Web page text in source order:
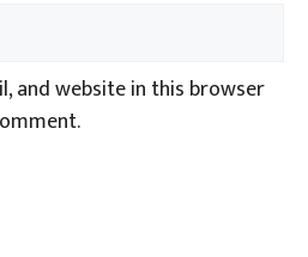
and website in this browser